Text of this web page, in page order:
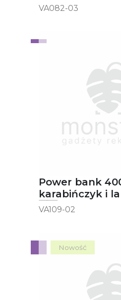
VA082-03
Power bank
karabińczyk i
Dimetrice
VA109-02
Nowość